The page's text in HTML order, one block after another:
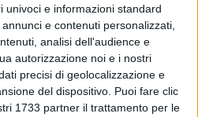
univoci e informazioni standard
e contenuti personalizzati,
analisi dell'audience e
autorizzazione noi e i nostri
precisi di geolocalizzazione e
del dispositivo. Puoi fare clic
1733 partner il trattamento per le